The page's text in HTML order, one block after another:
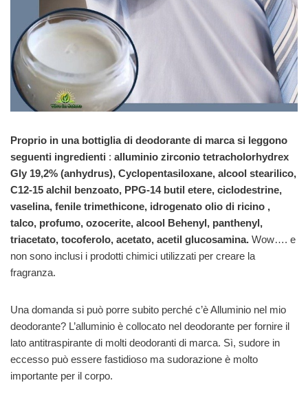
Proprio in una bottiglia di deodorante di marca si leggono
seguenti ingredienti : alluminio zirconio tetracholorhydrex
Gly 19,2% (anhydrus), Cyclopentasiloxane, alcool stearilico,
C12-15 alchil benzoato, PPG-14 butil etere, ciclodestrine,
vaselina, fenile trimethicone, idrogenato olio di ricino ,
talco, profumo, ozocerite, alcool Behenyl, panthenyl,
triacetato, tocoferolo, acetato, acetil glucosamina. Wow…. e
non sono inclusi i prodotti chimici utilizzati per creare la
fragranza.
Una domanda si può porre subito perché c’è Alluminio nel mio
deodorante? L’alluminio è collocato nel deodorante per fornire il
lato antitraspirante di molti deodoranti di marca. Sì, sudore in
eccesso può essere fastidioso ma sudorazione è molto
importante per il corpo.